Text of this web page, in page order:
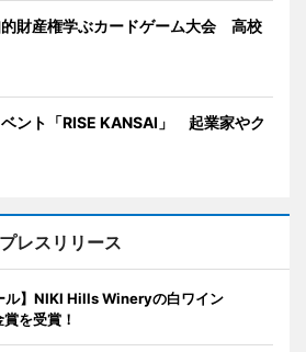
財産権学ぶカードゲーム大会 高校
ント「RISE KANSAI」 起業家やク
プレスリリース
ル】NIKI Hills Wineryの白ワイン
を受賞！